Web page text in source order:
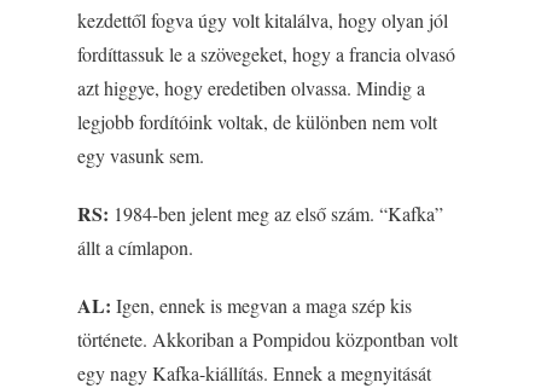
kezdettől fogva úgy volt kitalálva, hogy olyan jól
fordíttassuk le a szövegeket, hogy a francia olvasó
azt higgye, hogy eredetiben olvassa. Mindig a
legjobb fordítóink voltak, de különben nem volt
egy vasunk sem.
RS: 1984-ben jelent meg az első szám. “Kafka”
állt a címlapon.
AL: Igen, ennek is megvan a maga szép kis
története. Akkoriban a Pompidou központban volt
egy nagy Kafka-kiállítás. Ennek a megnyitását